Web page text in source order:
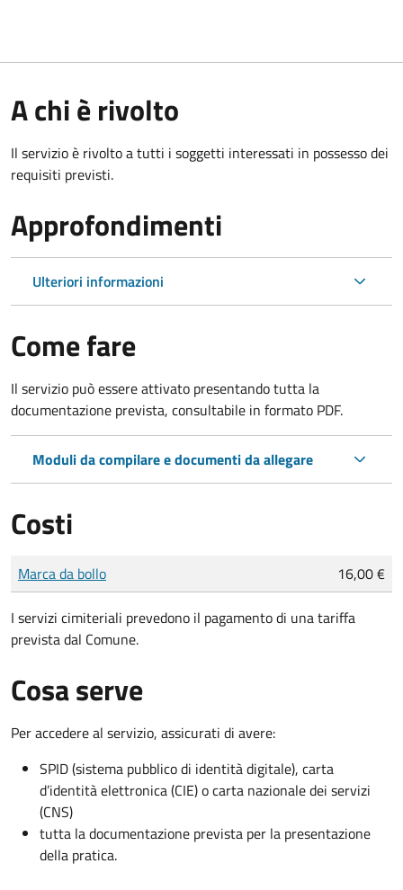
A chi è rivolto
Il servizio è rivolto a tutti i soggetti interessati in possesso dei
requisiti previsti.
Approfondimenti
Ulteriori informazioni
Come fare
Il servizio può essere attivato presentando tutta la
documentazione prevista, consultabile in formato PDF.
Moduli da compilare e documenti da allegare
Costi
Tipo di pagamento
Importo
Marca da bollo 16,00 €
I servizi cimiteriali prevedono il pagamento di una tariffa
prevista dal Comune.
Cosa serve
Per accedere al servizio, assicurati di avere:
SPID (sistema pubblico di identità digitale), carta
d’identità elettronica (CIE) o carta nazionale dei servizi
(CNS)
tutta la documentazione prevista per la presentazione
della pratica.